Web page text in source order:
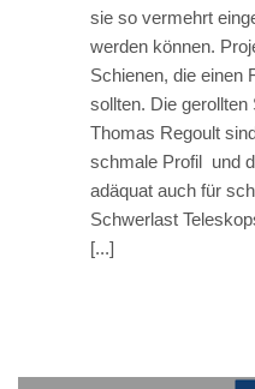
sie so vermehrt
werden können.
Schienen, die einen
sollten. Die
Thomas Regoult
schmale Profil und
adäquat auch für
Schwerlast
[...]